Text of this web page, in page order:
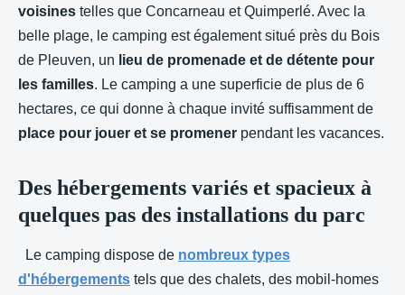
voisines telles que Concarneau et Quimperlé. Avec la
belle plage, le camping est également situé près du Bois
de Pleuven, un lieu de promenade et de détente pour
les familles. Le camping a une superficie de plus de 6
hectares, ce qui donne à chaque invité suffisamment de
place pour jouer et se promener pendant les vacances.
Des hébergements variés et spacieux à
quelques pas des installations du parc
Le camping dispose de nombreux types
d'hébergements tels que des chalets, des mobil-homes